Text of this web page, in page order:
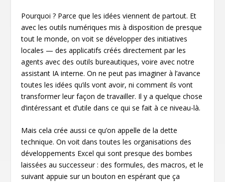
Pourquoi ? Parce que les idées viennent de partout. Et
avec les outils numériques mis à disposition de presque
tout le monde, on voit se développer des initiatives
locales — des applicatifs créés directement par les
agents avec des outils bureautiques, voire avec notre
assistant IA interne. On ne peut pas imaginer à l’avance
toutes les idées qu’ils vont avoir, ni comment ils vont
transformer leur façon de travailler. Il y a quelque chose
d’intéressant et d’utile dans ce qui se fait à ce niveau-là.
Mais cela crée aussi ce qu’on appelle de la dette
technique. On voit dans toutes les organisations des
développements Excel qui sont presque des bombes
laissées au successeur : des formules, des macros, et le
suivant appuie sur un bouton en espérant que ça